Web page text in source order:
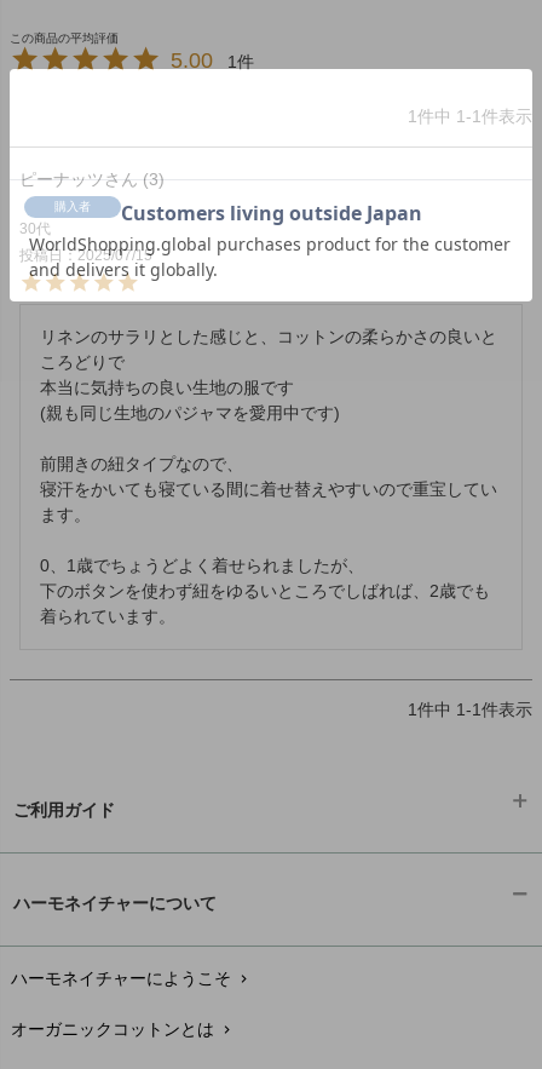
5.00 1
1件中 1-1件表示
ピーナッツ 3
購入者
30代
投稿日
2025/07/15
リネンのサラリとした感じと、コットンの柔らかさの良いと
ころどりで
本当に気持ちの良い生地の服です
(親も同じ生地のパジャマを愛用中です)
前開きの紐タイプなので、
寝汗をかいても寝ている間に着せ替えやすいので重宝してい
ます。
0、1歳でちょうどよく着せられましたが、
下のボタンを使わず紐をゆるいところでしばれば、2歳でも
着られています。
1件中 1-1件表示
ご利用ガイド
配送と送料chevron_right
在庫状況と発送予定chevron_right
ハーモネイチャーについて
ハーモネイチャーにようこそ chevron_right
オーガニックコットンとは chevron_right